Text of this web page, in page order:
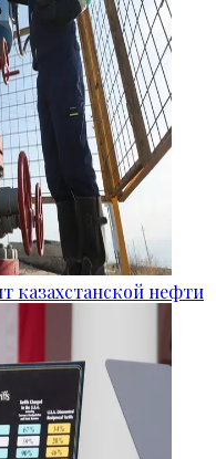
казахстанской нефти